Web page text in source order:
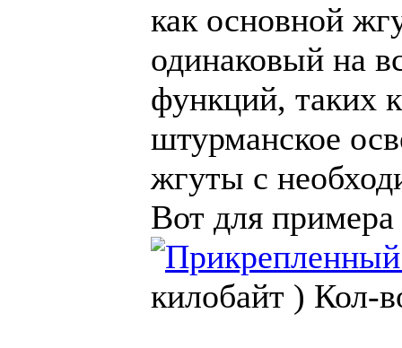
как основной
одинаковый на
функций, таких
штурманское
жгуты с
Вот для примера
килобайт ) Кол-